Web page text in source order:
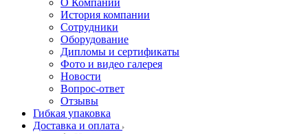
О Компании
История компании
Сотрудники
Оборудование
Дипломы и сертификаты
Фото и видео галерея
Новости
Вопрос-ответ
Отзывы
Гибкая упаковка
Доставка и оплата